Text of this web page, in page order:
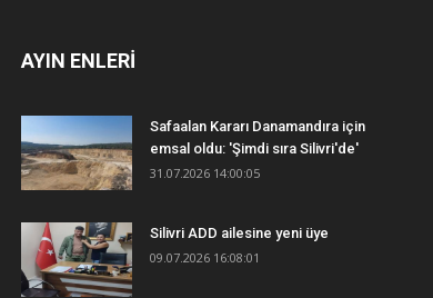
AYIN ENLERİ
Safaalan Kararı Danamandıra için
emsal oldu: 'Şimdi sıra Silivri'de'
31.07.2026 14:00:05
Silivri ADD ailesine yeni üye
09.07.2026 16:08:01